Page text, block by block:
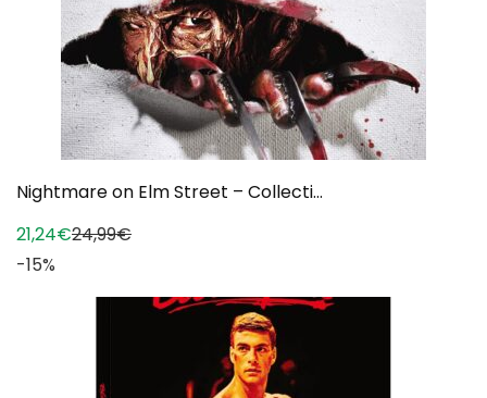
Nightmare on Elm Street – Collecti...
21,24€24,99€
-15%